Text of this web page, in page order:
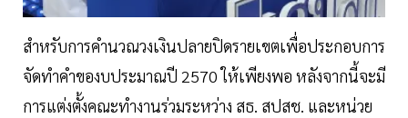
สำหรับการคำนวณวงเงินปลายปิดรายเขตเพื่อประกอบการ
จัดทำคำของบประมาณปี 2570 ให้เพียงพอ หลังจากนี้จะมี
การแต่งตั้งคณะทำงานร่วมระหว่าง สธ. สปสช. และหน่วย